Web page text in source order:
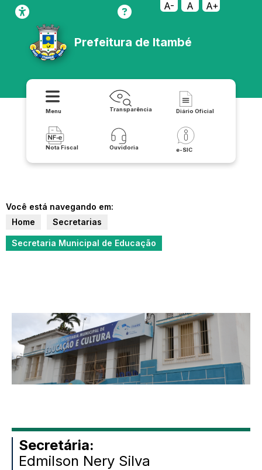
A- A A+
Prefeitura de Itambé
Menu Transparência Diário Oficial
Nota Fiscal Ouvidoria e-SIC
Você está navegando em:
Home
Secretarias
Secretaria Municipal de Educação
Secretária:
Edmilson Nery Silva